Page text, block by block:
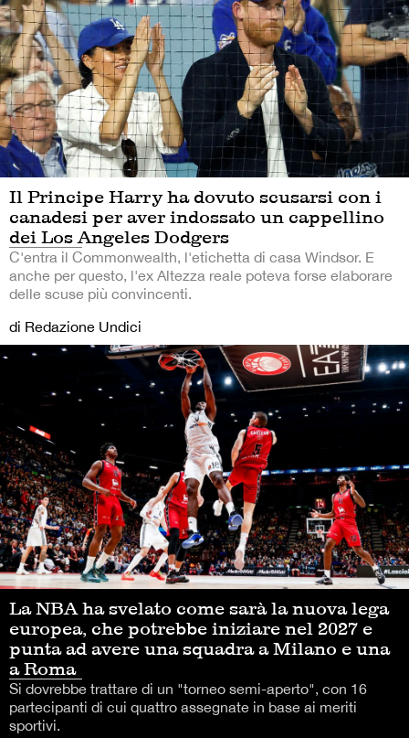
Il Principe Harry ha dovuto scusarsi con i
canadesi per aver indossato un cappellino
dei Los Angeles Dodgers
C'entra il Commonwealth, l'etichetta di casa Windsor. E
anche per questo, l'ex Altezza reale poteva forse elaborare
delle scuse più convincenti.
di Redazione Undici
La NBA ha svelato come sarà la nuova lega
europea, che potrebbe iniziare nel 2027 e
punta ad avere una squadra a Milano e una
a Roma
Si dovrebbe trattare di un "torneo semi-aperto", con 16
partecipanti di cui quattro assegnate in base ai meriti
sportivi.